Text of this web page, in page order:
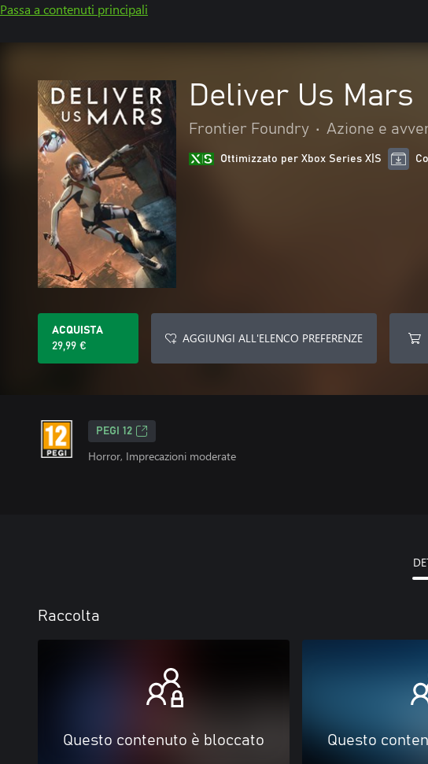
Passa a contenuti principali
Deliver Us Mars
Frontier Foundry • Azione e
Ottimizzato per Xbox Series X|S
ACQUISTA
29,99 €
AGGIUNGI ALL'ELENCO PREFERENZE
PEGI 12
Horror, Imprecazioni moderate
Raccolta
Questo contenuto è bloccato Questo